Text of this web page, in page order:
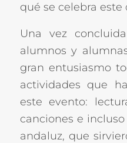
qué se celebra
Una vez
alumnos y
gran entusiasmo
actividades que
este evento:
canciones e
andaluz, que